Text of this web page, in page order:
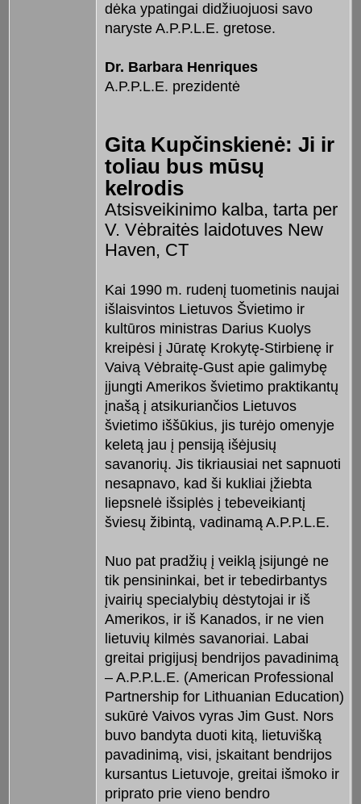
dėka ypatingai didžiuojuosi savo
naryste A.P.P.L.E. gretose.
Dr. Barbara Henriques
A.P.P.L.E. prezidentė
Gita Kupčinskienė: Ji ir
toliau bus mūsų
kelrodis
Atsisveikinimo kalba, tarta per
V. Vėbraitės laidotuves New
Haven, CT
Kai 1990 m. rudenį tuometinis naujai
išlaisvintos Lietuvos Švietimo ir
kultūros ministras Darius Kuolys
kreipėsi į Jūratę Krokytę-Stirbienę ir
Vaivą Vėbraitę-Gust apie galimybę
įjungti Amerikos švietimo praktikantų
įnašą į atsikuriančios Lietuvos
švietimo iššūkius, jis turėjo omenyje
keletą jau į pensiją išėjusių
savanorių. Jis tikriausiai net sapnuoti
nesapnavo, kad ši kukliai įžiebta
liepsnelė išsiplės į tebeveikiantį
šviesų žibintą, vadinamą A.P.P.L.E.
Nuo pat pradžių į veiklą įsijungė ne
tik pensininkai, bet ir tebedirbantys
įvairių specialybių dėstytojai ir iš
Amerikos, ir iš Kanados, ir ne vien
lietuvių kilmės savanoriai. Labai
greitai prigijusį bendrijos pavadinimą
– A.P.P.L.E. (American Professional
Partnership for Lithuanian Education)
sukūrė Vaivos vyras Jim Gust. Nors
buvo bandyta duoti kitą, lietuvišką
pavadinimą, visi, įskaitant bendrijos
kursantus Lietuvoje, greitai išmoko ir
priprato prie vieno bendro